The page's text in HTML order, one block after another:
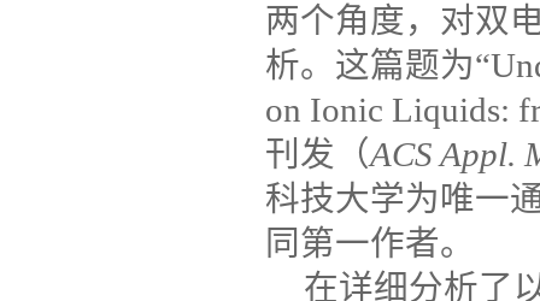
两个角度，对双
析。这篇题为
on Ionic Liquids:
刊发（ACS Appl.
科技大学为唯一
同第一作者。
在详细分析了